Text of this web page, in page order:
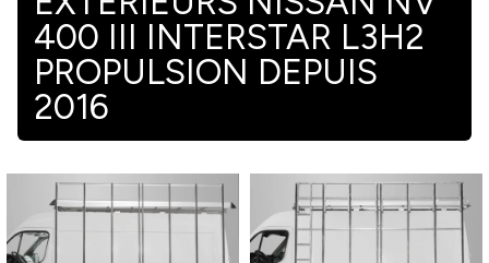
400 III INTERSTAR L3H2
PROPULSION DEPUIS
2016